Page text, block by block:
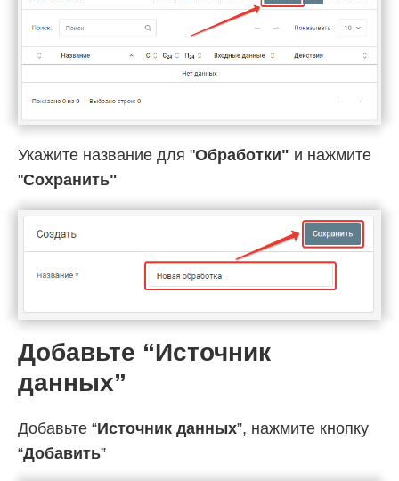
Укажите название для "Обработки" и нажмите
"Cохранить"
Добавьте “Источник
данных”
Добавьте “Источник данных”, нажмите кнопку
“Добавить”